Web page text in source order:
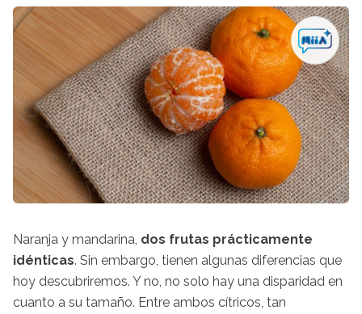
Naranja y mandarina, dos frutas prácticamente
idénticas. Sin embargo, tienen algunas diferencias que
hoy descubriremos. Y no, no solo hay una disparidad en
cuanto a su tamaño. Entre ambos cítricos, tan